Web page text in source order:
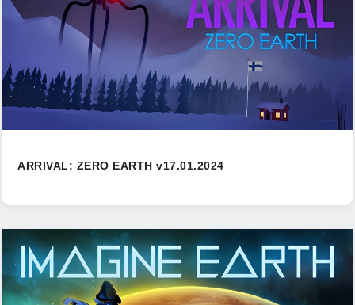
ARRIVAL: ZERO EARTH v17.01.2024